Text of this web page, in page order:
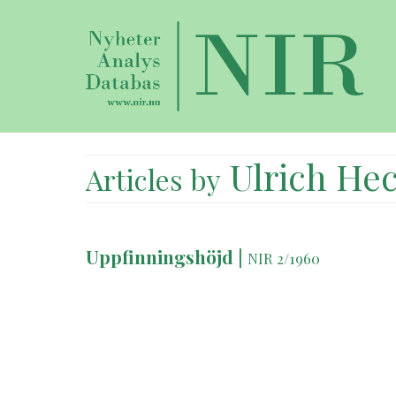
Articles by Ulrich
Uppfinningshöjd | NIR 2/1960